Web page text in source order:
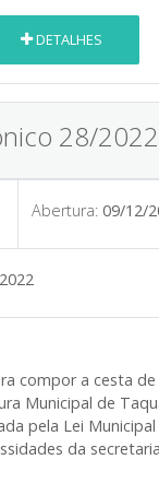
DETALHES
28/2022
Abertura: 09/12/
compor a cesta
Municipal de
pela Lei Municipal
da